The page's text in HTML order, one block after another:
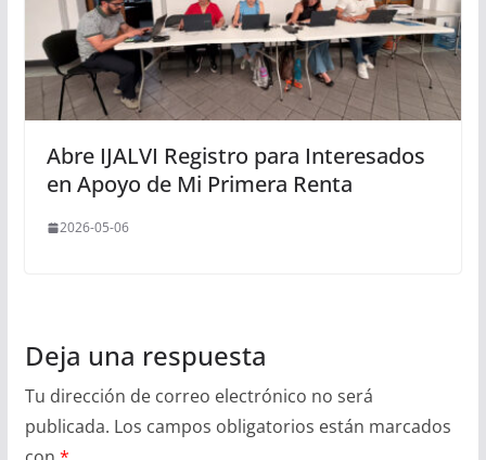
Abre IJALVI Registro para Interesados
en Apoyo de Mi Primera Renta
2026-05-06
Deja una respuesta
Tu dirección de correo electrónico no será
publicada. Los campos obligatorios están marcados